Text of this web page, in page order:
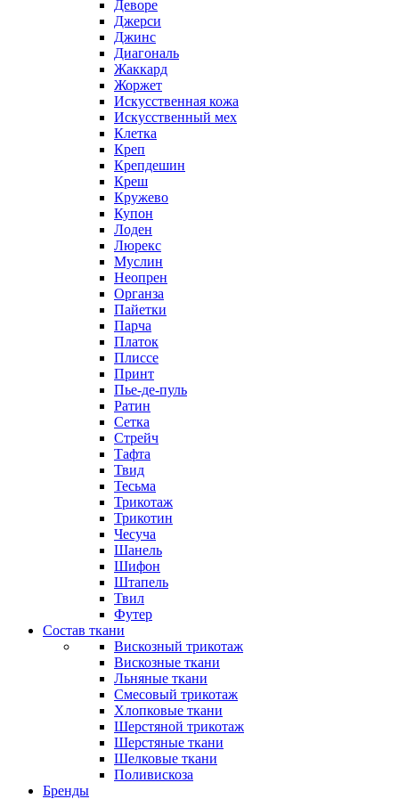
Деворе
Джерси
Джинс
Диагональ
Жаккард
Жоржет
Искусственная кожа
Искусственный мех
Клетка
Креп
Крепдешин
Креш
Кружево
Купон
Лоден
Люрекс
Муслин
Неопрен
Органза
Пайетки
Парча
Платок
Плиссе
Принт
Пье-де-пуль
Ратин
Сетка
Стрейч
Тафта
Твид
Тесьма
Трикотаж
Трикотин
Чесуча
Шанель
Шифон
Штапель
Твил
Футер
Состав ткани
Вискозный трикотаж
Вискозные ткани
Льняные ткани
Смесовый трикотаж
Хлопковые ткани
Шерстяной трикотаж
Шерстяные ткани
Шелковые ткани
Поливискоза
Бренды